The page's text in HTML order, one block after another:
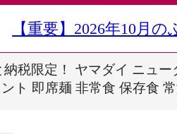
【重要】2026年10月
納税限定！ ヤマダイ ニュ
ト 即席麺 非常食 保存食